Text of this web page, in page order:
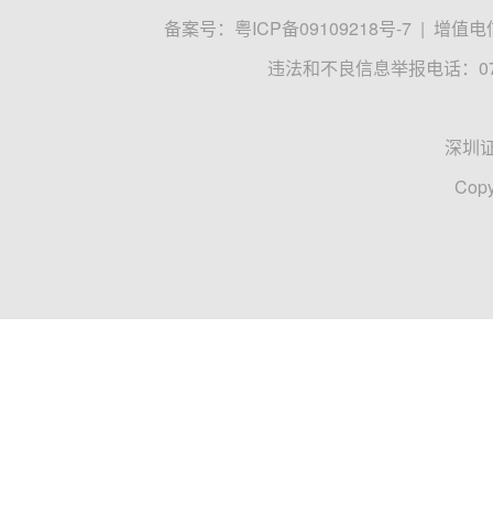
备案号： 粤ICP备09109218号-7 | 增值电
违法和不良信息举报电话：
深圳